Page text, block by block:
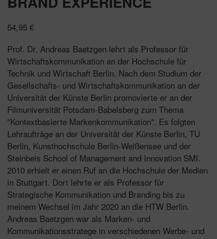
54,95 €
Prof. Dr. Andreas Baetzgen lehrt als Professor für
Wirtschaftskommunikation an der Hochschule für
Technik und Wirtschaft Berlin. Nach dem Studium der
Gesellschafts- und Wirtschaftskommunikation an der
Universität der Künste Berlin promovierte er an der
Filmuniversität Potsdam-Babelsberg zum Thema
"Kontextbasierte Markenkommunikation". Es folgten
Lehraufträge an der Universität der Künste Berlin, TU
Berlin, Kunsthochschule Berlin-Weißensee und der
Steinbeis School of Management and Innovation SMI.
2010 erhielt er einen Ruf an die Hochschule der Medien
in Stuttgart. Dort lehrte er als Professor für
Strategische Kommunikation und Branding bis zu
meinem Wechsel im Jahr 2020 an die HTW Berlin.
Andreas Baetzgen war als Marken- und
Kommunikationsstratege in verschiedenen Werbe- und